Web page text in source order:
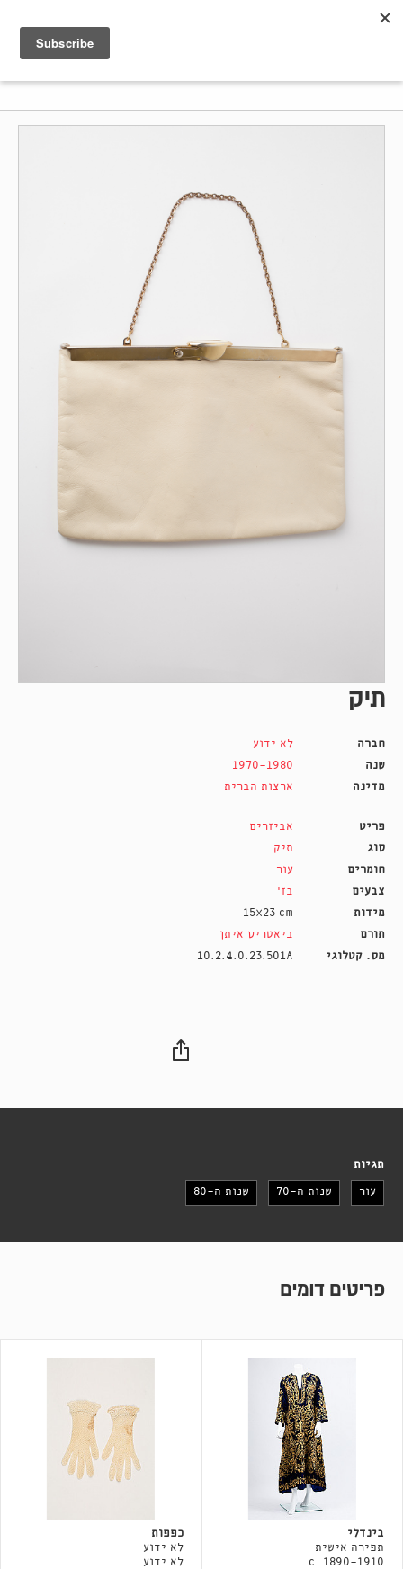
תיק
חברה
לא ידוע
שנה
1970-1980
מדינה
ארצות הברית
פריט
אביזרים
סוג
תיק
חומרים
עור
צבעים
בז'
מידות
15X23 cm
תורם
ביאטריס איתן
מס. קטלוגי
10.2.4.0.23.501A
תגיות
עור שנות ה-70 שנות ה-80
פריטים דומים
בינדלי
תפירה אישית
c. 1890-1910
כפפות
לא ידוע
לא ידוע